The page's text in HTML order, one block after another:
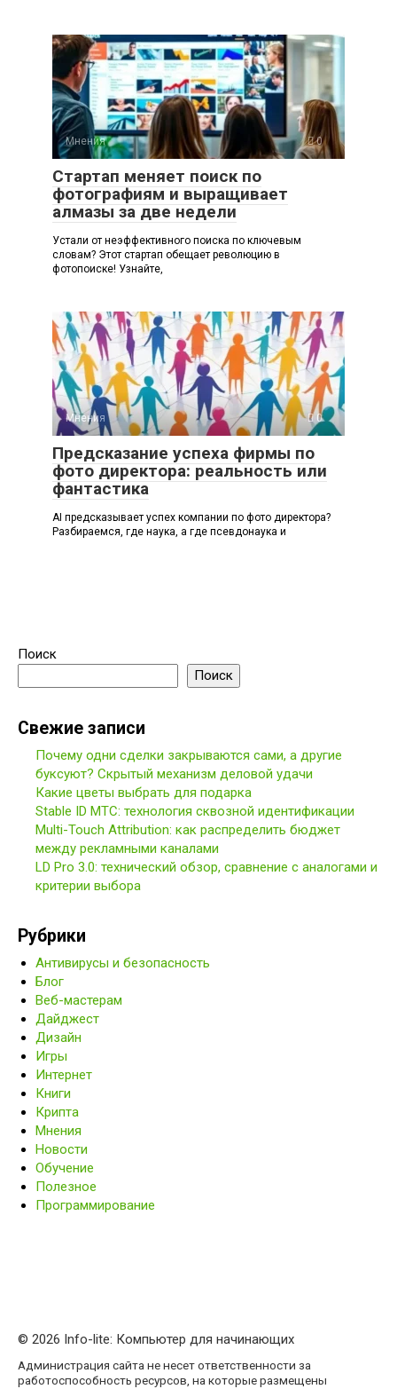
Мнения 0
Стартап меняет поиск по
фотографиям и выращивает
алмазы за две недели
Устали от неэффективного поиска по ключевым
словам? Этот стартап обещает революцию в
фотопоиске! Узнайте,
Мнения 0
Предсказание успеха фирмы по
фото директора: реальность или
фантастика
AI предсказывает успех компании по фото директора?
Разбираемся, где наука, а где псевдонаука и
Поиск
Поиск
Свежие записи
Почему одни сделки закрываются сами, а другие
буксуют? Скрытый механизм деловой удачи
Какие цветы выбрать для подарка
Stable ID МТС: технология сквозной идентификации
Multi-Touch Attribution: как распределить бюджет
между рекламными каналами
LD Pro 3.0: технический обзор, сравнение с аналогами и
критерии выбора
Рубрики
Антивирусы и безопасность
Блог
Веб-мастерам
Дайджест
Дизайн
Игры
Интернет
Книги
Крипта
Мнения
Новости
Обучение
Полезное
Программирование
© 2026 Info-lite: Компьютер для начинающих
Администрация сайта не несет ответственности за
работоспособность ресурсов, на которые размещены